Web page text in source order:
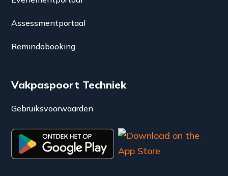
Assessmentportaal
Remindobooking
Vakpaspoort Techniek
Gebruiksvoorwaarden